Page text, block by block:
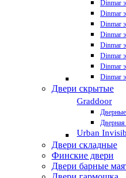
Dinmar
Dinmar
Dinmar
Dinmar
Dinmar
Dinmar
Dinmar
Dinmar
Двери скрытые
Graddoor
Дверная
Urban
Двери складные
Финские двери
Двери барные